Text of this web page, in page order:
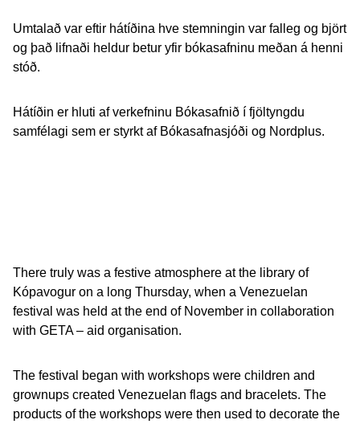
Umtalað var eftir hátíðina hve stemningin var falleg og björt
og það lifnaði heldur betur yfir bókasafninu meðan á henni
stóð.
Hátíðin er hluti af verkefninu Bókasafnið í fjöltyngdu
samfélagi sem er styrkt af Bókasafnasjóði og Nordplus.
There truly was a festive atmosphere at the library of
Kópavogur on a long Thursday, when a Venezuelan
festival was held at the end of November in collaboration
with GETA – aid organisation.
The festival began with workshops were children and
grownups created Venezuelan flags and bracelets. The
products of the workshops were then used to decorate the